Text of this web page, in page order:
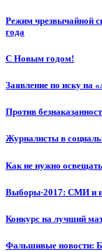
Режим чрезвычайной
года
С Новым годом!
Заявление по иску на
Против
Журналисты в
Как не нужно
Выборы-2017: СМИ и
Конкурс на лучший
Фальшивые новости: